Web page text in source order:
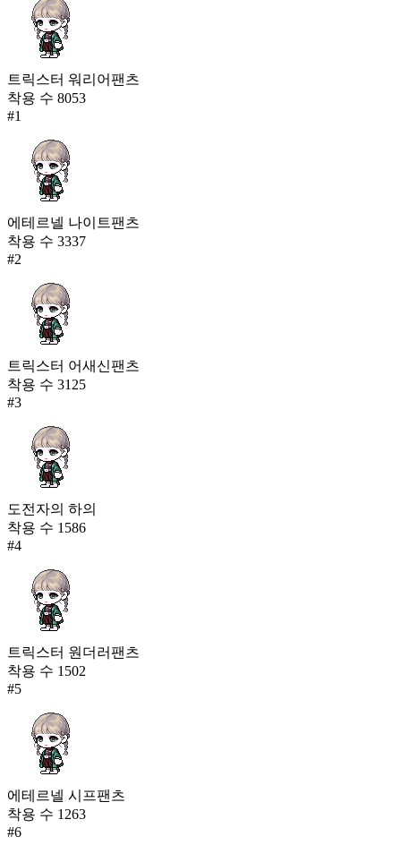
트릭스터 워리어팬츠
착용 수 8053
#1
에테르넬 나이트팬츠
착용 수 3337
#2
트릭스터 어새신팬츠
착용 수 3125
#3
도전자의 하의
착용 수 1586
#4
트릭스터 원더러팬츠
착용 수 1502
#5
에테르넬 시프팬츠
착용 수 1263
#6